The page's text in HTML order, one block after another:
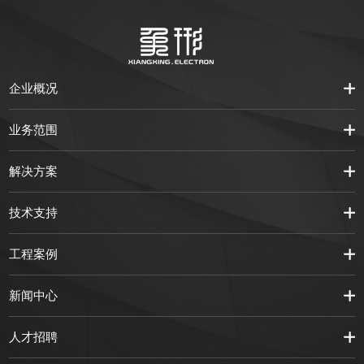
企业概况
业务范围
解决方案
技术支持
工程案例
新闻中心
人才招聘